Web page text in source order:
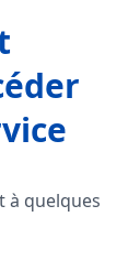
à quelques